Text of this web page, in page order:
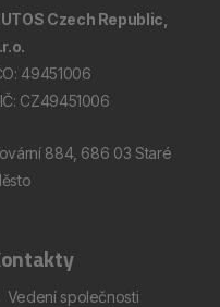
Czech Republic,
49451006
CZ49451006
884, 686 03 Staré
Vedení společnosti